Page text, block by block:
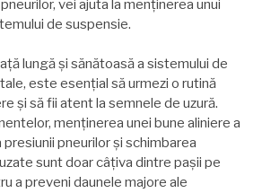
vei ajuta la menținerea unui
de suspensie.
lungă și sănătoasă a sistemului de
este esențial să urmezi o rutină
și să fii atent la semnele de uzură.
menținerea unei bune aliniere a
pneurilor și schimbarea
sunt doar câțiva dintre pașii pe
a preveni daunele majore ale